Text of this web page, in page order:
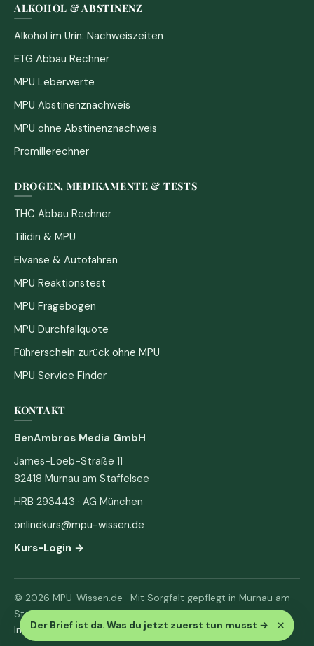
Der Brief ist da. Was du jetzt zuerst tun musst → ×
ALKOHOL & ABSTINENZ
Alkohol im Urin: Nachweiszeiten
ETG Abbau Rechner
MPU Leberwerte
MPU Abstinenznachweis
MPU ohne Abstinenznachweis
Promillerechner
DROGEN, MEDIKAMENTE & TESTS
THC Abbau Rechner
Tilidin & MPU
Elvanse & Autofahren
MPU Reaktionstest
MPU Fragebogen
MPU Durchfallquote
Führerschein zurück ohne MPU
MPU Service Finder
KONTAKT
BenAmbros Media GmbH
James-Loeb-Straße 11
82418 Murnau am Staffelsee
HRB 293443 · AG München
onlinekurs@mpu-wissen.de
Kurs-Login →
© 2026 MPU-Wissen.de · Mit Sorgfalt gepflegt in Murnau am
Staffelsee
Impressum· Datenschutz & AGB